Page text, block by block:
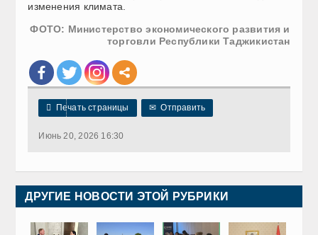
изменения климата.
ФОТО: Министерство экономического развития и
торговли Республики Таджикистан
 Печать страницы ✉ Отправить
Июнь 20, 2026 16:30
ДРУГИЕ НОВОСТИ ЭТОЙ РУБРИКИ